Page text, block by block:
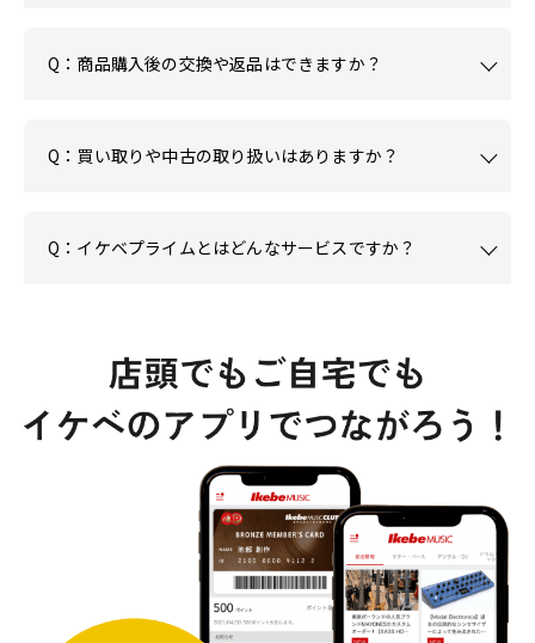
Q：商品購入後の交換や返品はできますか？
Q：買い取りや中古の取り扱いはありますか？
Q：イケベプライムとはどんなサービスですか？